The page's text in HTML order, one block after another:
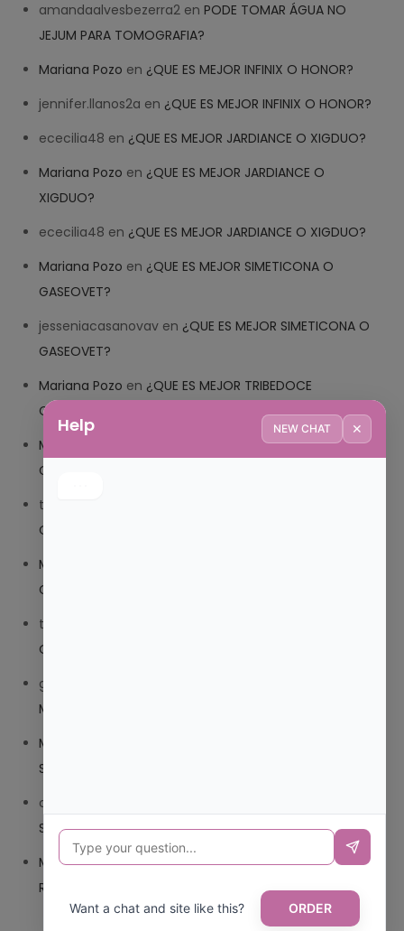
amandaalvesbezerra2 enPODE TOMAR ÁGUA NO
JEJUM PARA TOMOGRAFIA?
Mariana Pozo en ¿QUE ES MEJOR INFINIX O HONOR?
jennifer.llanos2a en ¿QUE ES MEJOR INFINIX O HONOR?
ececilia48 en ¿QUE ES MEJOR JARDIANCE O XIGDUO?
Mariana Pozo en ¿QUE ES MEJOR JARDIANCE O
XIGDUO?
ececilia48 en ¿QUE ES MEJOR JARDIANCE O XIGDUO?
Mariana Pozo en ¿QUE ES MEJOR SIMETICONA O
GASEOVET?
jesseniacasanovav en ¿QUE ES MEJOR SIMETICONA O
GASEOVET?
Mariana Pozo en ¿QUE ES MEJOR TRIBEDOCE
COMPUESTO O TRIBEDOCE DX?
Mariana Pozo
¿QUE ES MEJOR TRIBEDOCE
COMPUESTO O TRIBEDOCE DX?
trolls_pipis
O TRIBEDOCE DX?
Mariana Pozo
COMPUESTO O TRIBEDOCE DX?
trolls_pipis
O TRIBEDOCE DX?
giovannaservin220
MUNICIPIO?
Mariana Pozo
SANITARIA CANARIA?
carmenharacil
SANITARIA CANARIA?
Mariana Pozoen¿CUAL ES CODIGO POSTAL DE
REPUBLICA DOMINICANA?
Help NEW CHAT ✕
Want a chat and site like this? ORDER